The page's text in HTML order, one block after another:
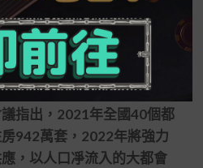
心經濟任務會議強調，試
購并舉，加速成長長租房
設。本年年頭召開的全國
指出，2021年全國40個都
942萬套，2022年將強力
，以人口凈流入的大都會